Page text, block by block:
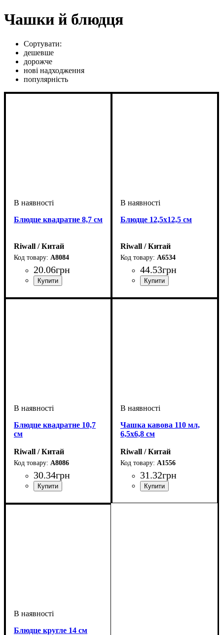
Чашки й блюдця
Сортувати:
дешевше
дорожче
нові надходження
популярність
Блюдце квадратне 8,7 см
Riwall / Китай
A8084
20.06грн
Блюдце 12,5х12,5 см
Riwall / Китай
A6534
44.53грн
Блюдце квадратне 10,7
см
Riwall / Китай
A8086
30.34грн
Чашка кавова 110 мл,
6,5х6,8 см
Riwall / Китай
A1556
31.32грн
Блюдце кругле 14 см